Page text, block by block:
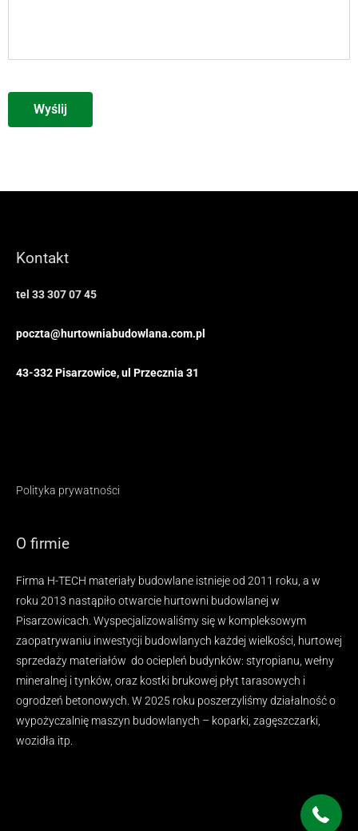
Wyślij
Kontakt
tel 33 307 07 45
poczta@hurtowniabudowlana.com.pl
43-332 Pisarzowice, ul Przecznia 31
Polityka prywatności
O firmie
Firma H-TECH materiały budowlane istnieje od 2011 roku, a w
roku 2013 nastąpiło otwarcie hurtowni budowlanej w
Pisarzowicach. Wyspecjalizowaliśmy się w kompleksowym
zaopatrywaniu inwestycji budowlanych każdej wielkości, hurtowej
sprzedaży materiałów do ociepleń budynków: styropianu, wełny
mineralnej i tynków, oraz kostki brukowej płyt tarasowych i
ogrodzeń betonowych. W 2025 roku poszerzyliśmy działalność o
wypożyczalnię maszyn budowlanych – koparki, zagęszczarki,
wozidła itp.